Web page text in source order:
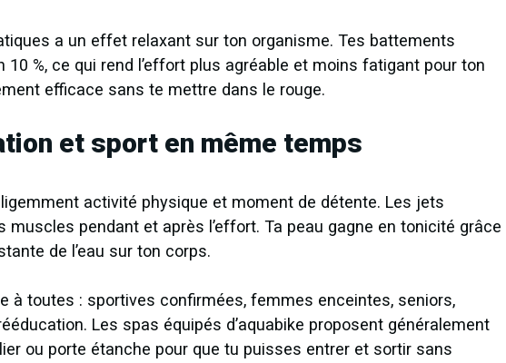
a un effet relaxant sur ton organisme. Tes battements
10 %, ce qui rend l’effort plus agréable et moins fatigant pour ton
efficace sans te mettre dans le rouge.
et sport en même temps
activité physique et moment de détente. Les jets
muscles pendant et après l’effort. Ta peau gagne en tonicité grâce
de l’eau sur ton corps.
à toutes : sportives confirmées, femmes enceintes, seniors,
Les spas équipés d’aquabike proposent généralement
ou porte étanche pour que tu puisses entrer et sortir sans